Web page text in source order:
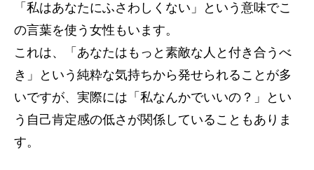
「私はあなたにふさわしくない」という意味でこ
の言葉を使う女性もいます。
これは、「あなたはもっと素敵な人と付き合うべ
き」という純粋な気持ちから発せられることが多
いですが、実際には「私なんかでいいの？」とい
う自己肯定感の低さが関係していることもありま
す。